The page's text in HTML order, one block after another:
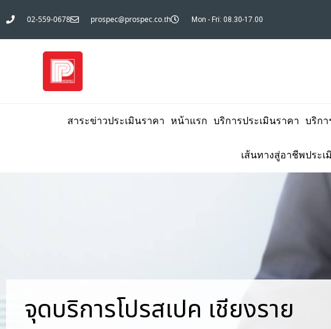
02-559-0678 prospec@prospec.co.th Mon - Fri: 08.30-17.00
สาระข่าวประเมินราคา หน้าแรก บริการประเมินราคา บริก
เส้นทางสู่อาชีพประเ
จุดบริการโปรสเปค เชียงราย